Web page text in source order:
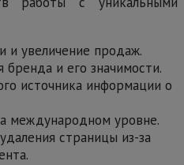
и увеличение продаж.
бренда и его значимости.
источника информации о
международном уровне.
страницы из-за